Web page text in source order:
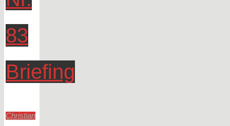
83
Briefing
Christian